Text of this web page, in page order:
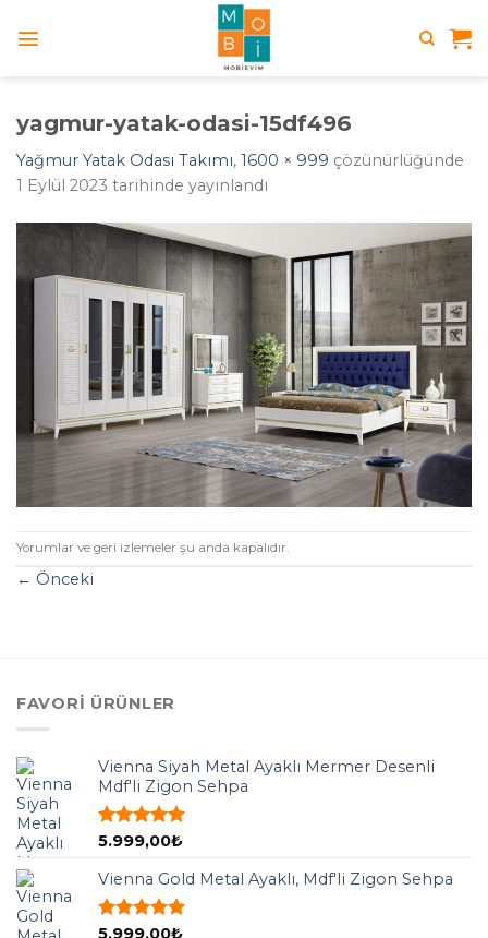
yagmur-yatak-odasi-15df496
Yağmur Yatak Odası Takımı, 1600 × 999 çözünürlüğünde
1 Eylül 2023 tarihinde yayınlandı
Yorumlar ve geri izlemeler şu anda kapalıdır.
← Önceki
FAVORI ÜRÜNLER
Vienna Siyah Metal Ayaklı Mermer Desenli
Mdf'li Zigon Sehpa
5 üzerinden
aldı
5.999,00₺
Vienna Gold Metal Ayaklı, Mdf'li Zigon Sehpa
5 üzerinden
5.999,00₺